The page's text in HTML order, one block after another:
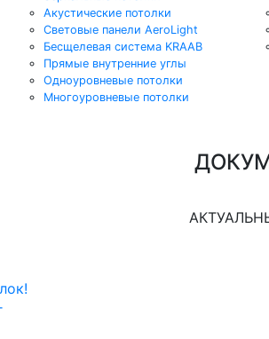
Акустические потолки
Световые панели AeroLight
Бесщелевая система KRAAB
Прямые внутренние углы
Одноуровневые потолки
Многоуровневые потолки